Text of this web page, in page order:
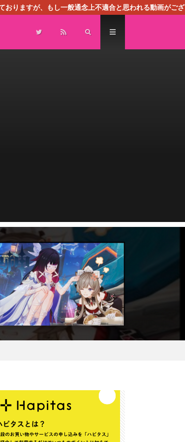
りますが、もし一般通念上不適合と思われる動画がござ